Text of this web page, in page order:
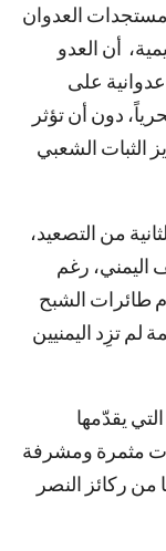
مستجدات العدوان
أن العدو
على
بحرياً، دون أن تؤثر
الثبات الشعبي
من التصعيد،
اليمني، رغم
باستخدام طائرات الشبح
تزِد اليمنيين
يقدّمها
مثمرة ومشرفة
من ركائز النصر